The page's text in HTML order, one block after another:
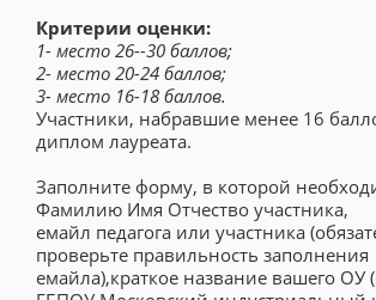
Критерии оценки:
1- место 26--30 баллов;
2- место 20-24 баллов;
3- место 16-18 баллов.
Участники, набравшие менее 16
диплом лауреата.
Заполните форму, в которой
Фамилию Имя Отчество участника,
емайл педагога или участника
проверьте правильность заполнения
емайла),краткое название вашего ОУ